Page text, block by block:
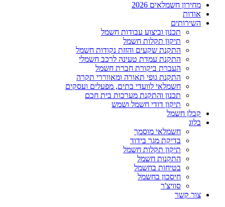
מחירון חשמלאים 2026
אודות
השירותים
תכנון וביצוע עבודות חשמל
תיקון תקלות חשמל
התקנת שקעים והזזת נקודות חשמל
התקנת עמדת טעינה לרכב חשמלי
העברת ביקורת חברת חשמל
התקנת גופי תאורה ומאווררי תקרה
חשמלאי לוועדי בתים, מפעלים ועסקים
תכנון והתקנת מערכות בית חכם
תיקון דודי חשמל ושמש
קבלן חשמל
בלוג
חשמלאי מוסמך
בדיקת מגר בידוד
תיקון תקלות חשמל
התקנות חשמל
בטיחות בחשמל
חיסכון בחשמל
סוויצ'ר
צור קשר